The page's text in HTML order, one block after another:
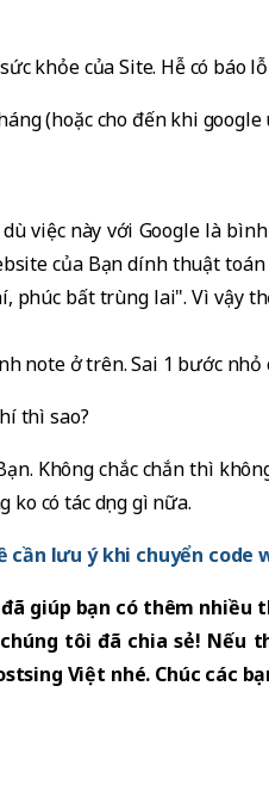
khỏe của Site. Hễ có báo
(hoặc cho đến khi
việc này với Google là
của Bạn dính thuật
phúc bất trùng lai". Vì vậy
note ở trên. Sai 1 bước
thì sao?
Không chắc chắn thì
có tác dụng gì nữa.
cần lưu ý khi chuyển
giúp bạn có thêm nhiều
tôi đã chia sẻ! Nếu
Việt nhé. Chúc các